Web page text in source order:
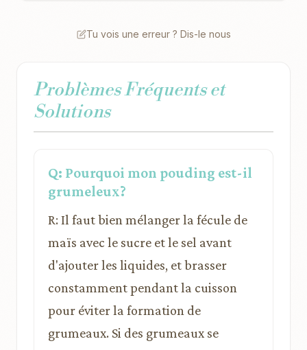
Tu vois une erreur ? Dis-le nous
Problèmes Fréquents et
Solutions
Q: Pourquoi mon pouding est-il
grumeleux?
R: Il faut bien mélanger la fécule de
maïs avec le sucre et le sel avant
d'ajouter les liquides, et brasser
constamment pendant la cuisson
pour éviter la formation de
grumeaux. Si des grumeaux se